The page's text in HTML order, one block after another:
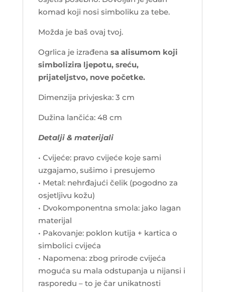
komad koji nosi simboliku za tebe.
Možda je baš ovaj tvoj.
Ogrlica je izrađena sa alisumom koji
simbolizira ljepotu, sreću,
prijateljstvo, nove početke.
Dimenzija privjeska: 3 cm
Dužina lančića: 48 cm
Detalji & materijali
• Cvijeće: pravo cvijeće koje sami
uzgajamo, sušimo i presujemo
• Metal: nehrđajući čelik (pogodno za
osjetljivu kožu)
• Dvokomponentna smola: jako lagan
materijal
• Pakovanje: poklon kutija + kartica o
simbolici cvijeća
• Napomena: zbog prirode cvijeća
moguća su mala odstupanja u nijansi i
rasporedu – to je čar unikatnosti